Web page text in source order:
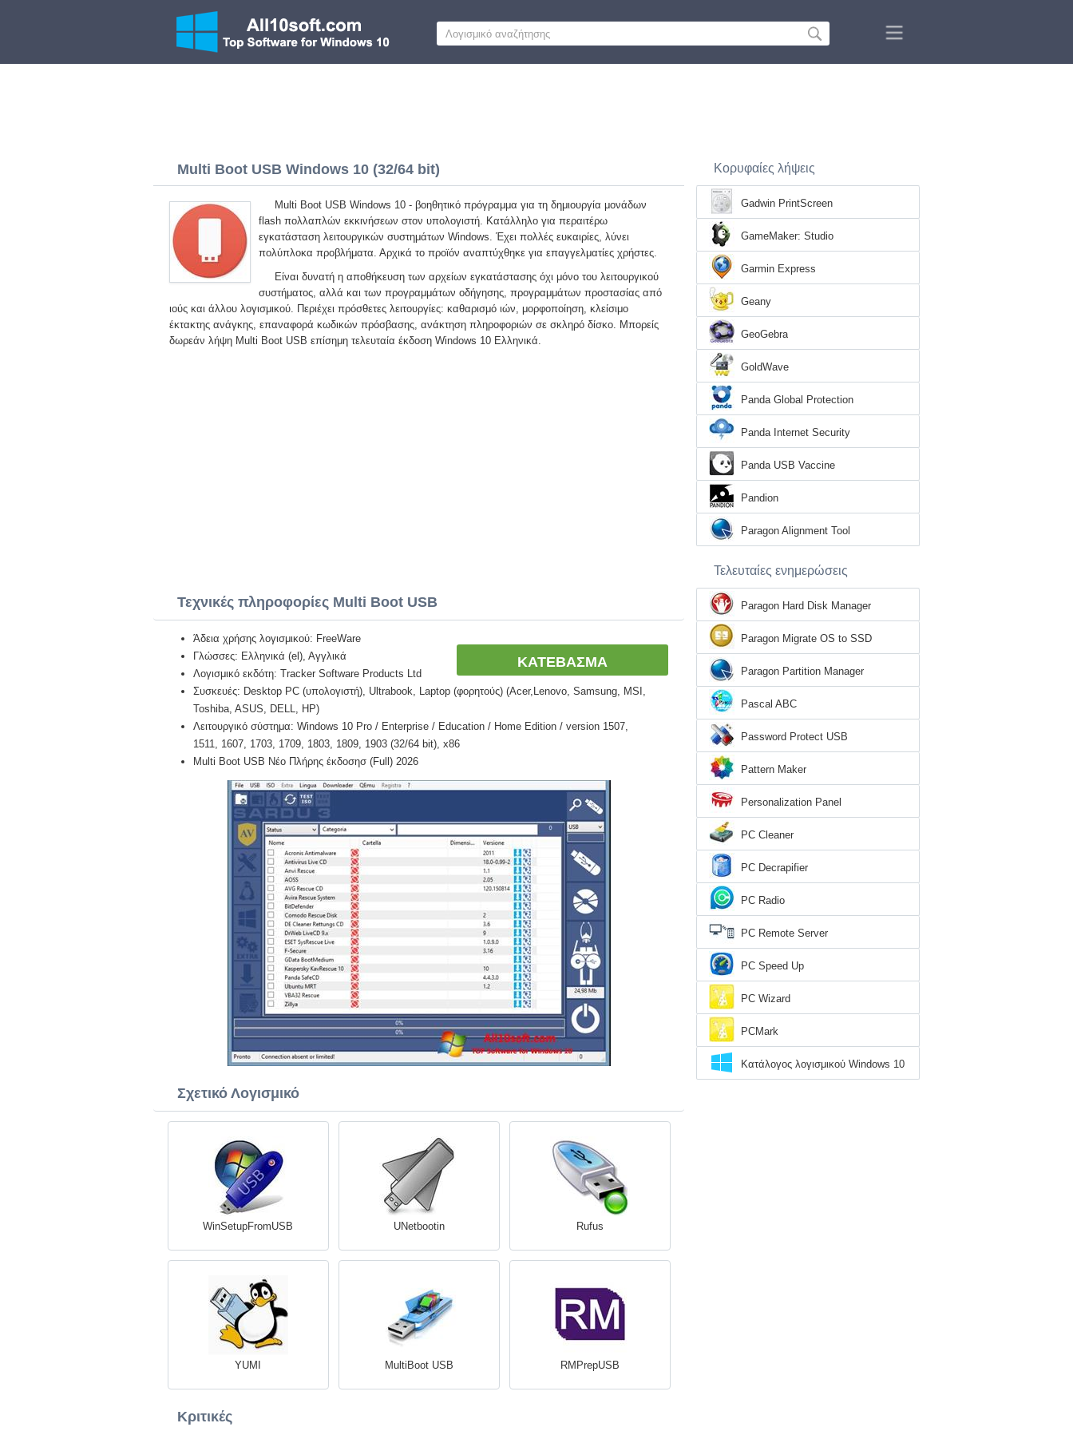
Multi Boot USB Windows 10 (32/64 bit)
Multi Boot USB Windows 10 - βοηθητικό πρόγραμμα για τη δημιουργία μονάδων
flash πολλαπλών εκκινήσεων στον υπολογιστή. Κατάλληλο για περαιτέρω
εγκατάσταση λειτουργικών συστημάτων Windows. Έχει πολλές ευκαιρίες, λύνει
πολύπλοκα προβλήματα. Αρχικά το προϊόν αναπτύχθηκε για επαγγελματίες χρήστες.
Είναι δυνατή η αποθήκευση των αρχείων εγκατάστασης όχι μόνο του λειτουργικού
συστήματος, αλλά και των προγραμμάτων οδήγησης, προγραμμάτων προστασίας από
ιούς και άλλου λογισμικού. Περιέχει πρόσθετες λειτουργίες: καθαρισμό ιών, μορφοποίηση, κλείσιμο
έκτακτης ανάγκης, επαναφορά κωδικών πρόσβασης, ανάκτηση πληροφοριών σε σκληρό δίσκο. Μπορείς
δωρεάν λήψη Multi Boot USB επίσημη τελευταία έκδοση Windows 10 Ελληνικά.
Τεχνικές πληροφορίες Multi Boot USB
ΚΑΤΕΒΑΣΜΑ
Άδεια χρήσης λογισμικού: FreeWare
Γλώσσες: Ελληνικά (el), Αγγλικά
Λογισμικό εκδότη: Tracker Software Products Ltd
Συσκευές: Desktop PC (υπολογιστή), Ultrabook, Laptop (φορητούς) (Acer,Lenovo, Samsung, MSI,
Toshiba, ASUS, DELL, HP)
Λειτουργικό σύστημα: Windows 10 Pro / Enterprise / Education / Home Edition / version 1507,
1511, 1607, 1703, 1709, 1803, 1809, 1903 (32/64 bit), x86
Multi Boot USB Νέο Πλήρης έκδοσησ (Full) 2026
Σχετικό Λογισμικό
WinSetupFromUSB UNetbootin Rufus
YUMI MultiBoot USB RMPrepUSB
Κριτικές
Κορυφαίες λήψεις
Gadwin PrintScreen
GameMaker: Studio
Garmin Express
Geany
GeoGebra
GoldWave
Panda Global Protection
Panda Internet Security
Panda USB Vaccine
Pandion
Paragon Alignment Tool
Τελευταίες ενημερώσεις
Paragon Hard Disk Manager
Paragon Migrate OS to SSD
Paragon Partition Manager
Pascal ABC
Password Protect USB
Pattern Maker
Personalization Panel
PC Cleaner
PC Decrapifier
PC Radio
PC Remote Server
PC Speed Up
PC Wizard
PCMark
Κατάλογος λογισμικού Windows 10